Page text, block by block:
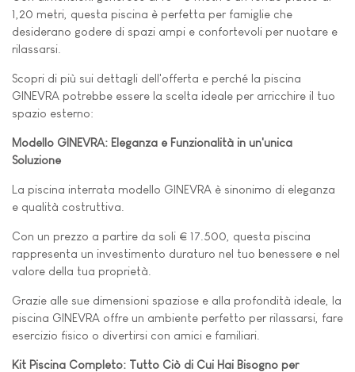
1,20 metri, questa piscina è perfetta per famiglie che
desiderano godere di spazi ampi e confortevoli per nuotare e
rilassarsi.
Scopri di più sui dettagli dell'offerta e perché la piscina
GINEVRA potrebbe essere la scelta ideale per arricchire il tuo
spazio esterno:
Modello GINEVRA: Eleganza e Funzionalità in un'unica
Soluzione
La piscina interrata modello GINEVRA è sinonimo di eleganza
e qualità costruttiva.
Con un prezzo a partire da soli € 17.500, questa piscina
rappresenta un investimento duraturo nel tuo benessere e nel
valore della tua proprietà.
Grazie alle sue dimensioni spaziose e alla profondità ideale, la
piscina GINEVRA offre un ambiente perfetto per rilassarsi, fare
esercizio fisico o divertirsi con amici e familiari.
Kit Piscina Completo: Tutto Ciò di Cui Hai Bisogno per